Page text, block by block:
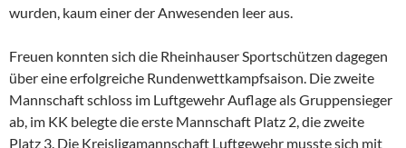
wurden, kaum einer der Anwesenden leer aus.
Freuen konnten sich die Rheinhauser Sportschützen dagegen
über eine erfolgreiche Rundenwettkampfsaison. Die zweite
Mannschaft schloss im Luftgewehr Auflage als Gruppensieger
ab, im KK belegte die erste Mannschaft Platz 2, die zweite
Platz 3. Die Kreisligamannschaft Luftgewehr musste sich mit